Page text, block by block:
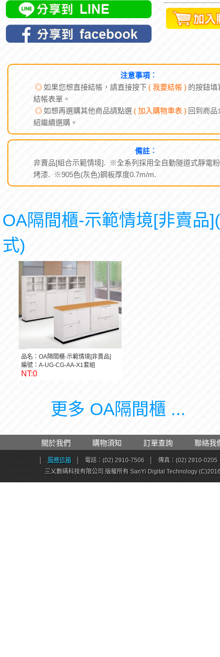
注意事項︰
◎如果您想直接結帳，請直接按下 ( 我要結帳 ) 的按鈕填
結帳表單。
◎如想再選購其他商品請點選 ( 加入購物車表 ) 回到商品
紹繼續選購。
備註︰
非賣品[組合示範情境]. ※全系列採用全自動隧道式靜電
烤漆. ※905色(灰色)鋼板厚度0.7m/m.
OA隔間櫃-示範情境[非賣品
式)
品名：OA隔間櫃-示範情境[非賣品]
編號：A-UG-CG-AA-X1套組
NT:0
更多 OA隔間櫃 ...
關於我們 購物須知 訂單查詢 聯絡我
服務信箱 電話：(02) 2910-7506
傳真：(02) 2910-0205
三乂數碼科技有限公司 版權所有 SanYi Digital Technology